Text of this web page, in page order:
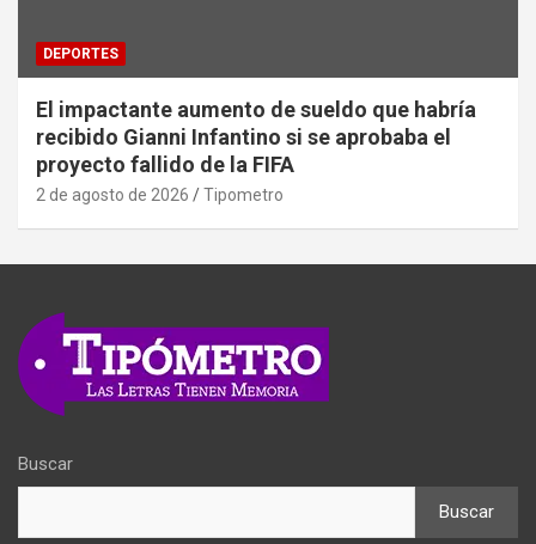
DEPORTES
El impactante aumento de sueldo que habría
recibido Gianni Infantino si se aprobaba el
proyecto fallido de la FIFA
2 de agosto de 2026 Tipometro
Buscar
Buscar